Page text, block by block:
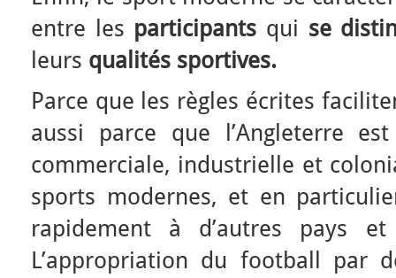
entre les participants qui se
leurs qualités sportives.
Parce que les règles écrites
aussi parce que l’Angleterre
commerciale, industrielle et
sports modernes, et en
rapidement à d’autres pays
L’appropriation du football par